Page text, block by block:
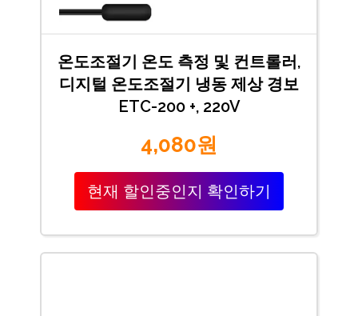
온도조절기 온도 측정 및 컨트롤러,
디지털 온도조절기 냉동 제상 경보
ETC-200 +, 220V
4,080원
현재 할인중인지 확인하기